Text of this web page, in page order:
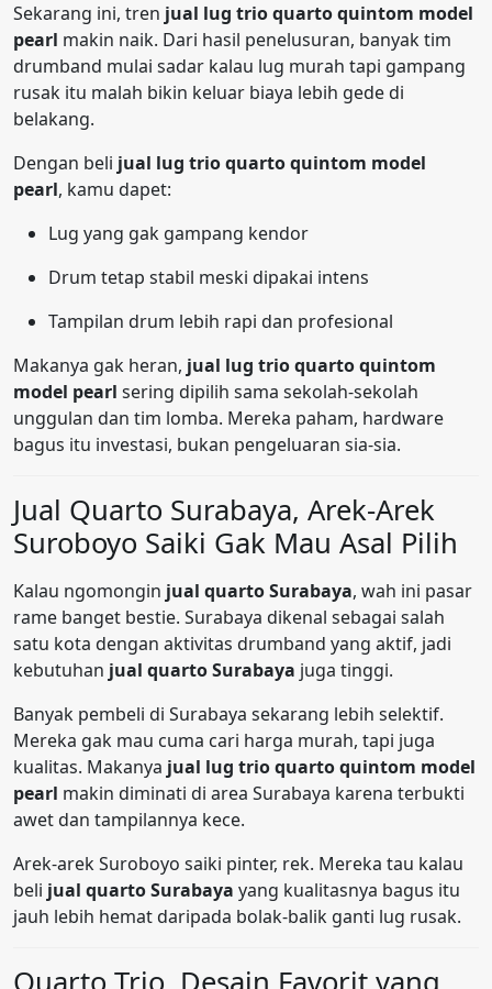
Sekarang ini, tren jual lug trio quarto quintom model
pearl makin naik. Dari hasil penelusuran, banyak tim
drumband mulai sadar kalau lug murah tapi gampang
rusak itu malah bikin keluar biaya lebih gede di
belakang.
Dengan beli jual lug trio quarto quintom model
pearl, kamu dapet:
Lug yang gak gampang kendor
Drum tetap stabil meski dipakai intens
Tampilan drum lebih rapi dan profesional
Makanya gak heran, jual lug trio quarto quintom
model pearl sering dipilih sama sekolah-sekolah
unggulan dan tim lomba. Mereka paham, hardware
bagus itu investasi, bukan pengeluaran sia-sia.
Jual Quarto Surabaya, Arek-Arek
Suroboyo Saiki Gak Mau Asal Pilih
Kalau ngomongin jual quarto Surabaya, wah ini pasar
rame banget bestie. Surabaya dikenal sebagai salah
satu kota dengan aktivitas drumband yang aktif, jadi
kebutuhan jual quarto Surabaya juga tinggi.
Banyak pembeli di Surabaya sekarang lebih selektif.
Mereka gak mau cuma cari harga murah, tapi juga
kualitas. Makanya jual lug trio quarto quintom model
pearl makin diminati di area Surabaya karena terbukti
awet dan tampilannya kece.
Arek-arek Suroboyo saiki pinter, rek. Mereka tau kalau
beli jual quarto Surabaya yang kualitasnya bagus itu
jauh lebih hemat daripada bolak-balik ganti lug rusak.